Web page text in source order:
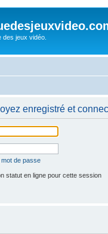
des jeux vidéo.
enregistré et
mot de passe
statut en ligne pour cette session